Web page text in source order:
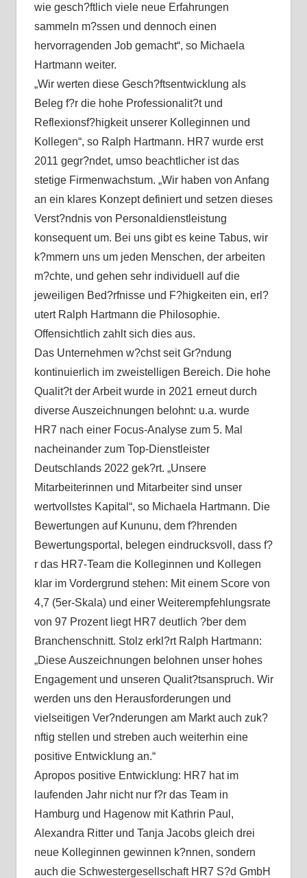
wie gesch?ftlich viele neue Erfahrungen
sammeln m?ssen und dennoch einen
hervorragenden Job gemacht“, so Michaela
Hartmann weiter.
„Wir werten diese Gesch?ftsentwicklung als
Beleg f?r die hohe Professionalit?t und
Reflexionsf?higkeit unserer Kolleginnen und
Kollegen“, so Ralph Hartmann. HR7 wurde erst
2011 gegr?ndet, umso beachtlicher ist das
stetige Firmenwachstum. „Wir haben von Anfang
an ein klares Konzept definiert und setzen dieses
Verst?ndnis von Personaldienstleistung
konsequent um. Bei uns gibt es keine Tabus, wir
k?mmern uns um jeden Menschen, der arbeiten
m?chte, und gehen sehr individuell auf die
jeweiligen Bed?rfnisse und F?higkeiten ein, erl?
utert Ralph Hartmann die Philosophie.
Offensichtlich zahlt sich dies aus.
Das Unternehmen w?chst seit Gr?ndung
kontinuierlich im zweistelligen Bereich. Die hohe
Qualit?t der Arbeit wurde in 2021 erneut durch
diverse Auszeichnungen belohnt: u.a. wurde
HR7 nach einer Focus-Analyse zum 5. Mal
nacheinander zum Top-Dienstleister
Deutschlands 2022 gek?rt. „Unsere
Mitarbeiterinnen und Mitarbeiter sind unser
wertvollstes Kapital“, so Michaela Hartmann. Die
Bewertungen auf Kununu, dem f?hrenden
Bewertungsportal, belegen eindrucksvoll, dass f?
r das HR7-Team die Kolleginnen und Kollegen
klar im Vordergrund stehen: Mit einem Score von
4,7 (5er-Skala) und einer Weiterempfehlungsrate
von 97 Prozent liegt HR7 deutlich ?ber dem
Branchenschnitt. Stolz erkl?rt Ralph Hartmann:
„Diese Auszeichnungen belohnen unser hohes
Engagement und unseren Qualit?tsanspruch. Wir
werden uns den Herausforderungen und
vielseitigen Ver?nderungen am Markt auch zuk?
nftig stellen und streben auch weiterhin eine
positive Entwicklung an.“
Apropos positive Entwicklung: HR7 hat im
laufenden Jahr nicht nur f?r das Team in
Hamburg und Hagenow mit Kathrin Paul,
Alexandra Ritter und Tanja Jacobs gleich drei
neue Kolleginnen gewinnen k?nnen, sondern
auch die Schwestergesellschaft HR7 S?d GmbH